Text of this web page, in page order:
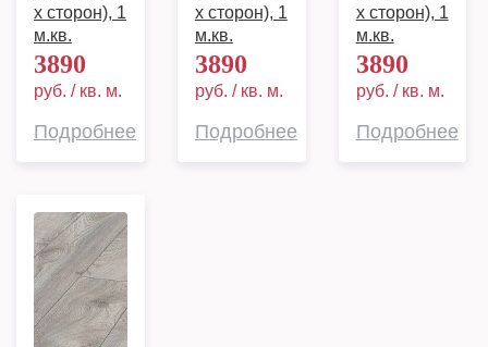
х сторон), 1
м.кв.
3890
руб. / кв. м.
Подробнее
х сторон), 1
м.кв.
3890
руб. / кв. м.
Подробнее
х сторон), 1
м.кв.
3890
руб. / кв. м.
Подробнее